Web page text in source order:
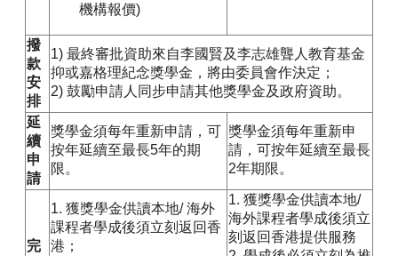
機構報價)
撥
款
安
排
1) 最終審批資助來自李國賢及李志雄聾人教育基金
抑或嘉格理紀念獎學金，將由委員會作決定；
2) 鼓勵申請人同步申請其他獎學金及政府資助。
延
續
申
請
獎學金須每年重新申請，可
按年延續至最長5年的期
限。
獎學金須每年重新申
請，可按年延續至最長
2年期限。
完
1. 獲獎學金供讀本地/ 海外
課程者學成後須立刻返回香
港；
1. 獲獎學金供讀本地/
海外課程者學成後須立
刻返回香港提供服務